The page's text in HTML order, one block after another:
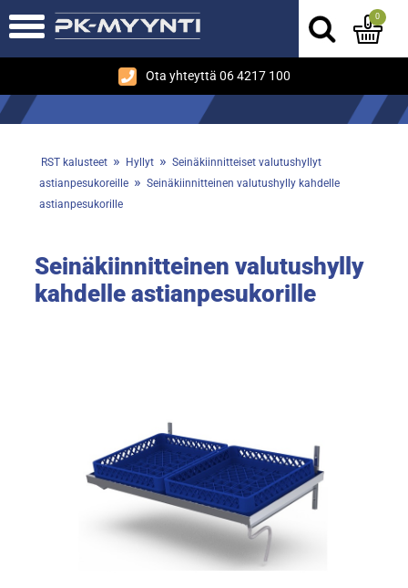
Ota yhteyttä 06 4217 100
0
RST kalusteet » Hyllyt » Seinäkiinnitteiset valutushyllyt
astianpesukoreille » Seinäkiinnitteinen valutushylly kahdelle
astianpesukorille
Seinäkiinnitteinen valutushylly
kahdelle astianpesukorille